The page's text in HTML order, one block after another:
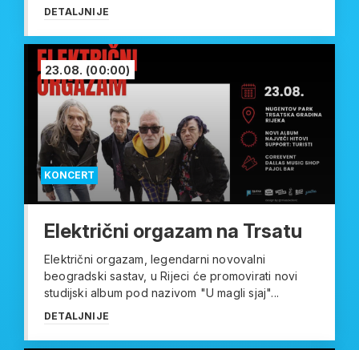
DETALJNIJE
KONCERT
23.08. (00:00)
Električni orgazam na Trsatu
Električni orgazam, legendarni novovalni
beogradski sastav, u Rijeci će promovirati novi
studijski album pod nazivom "U magli sjaj"...
DETALJNIJE